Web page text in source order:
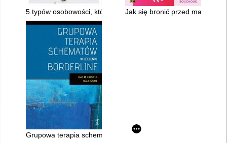
5 typów osobowości, które mogą zniszczyć ci życie
Jak się bronić przed
Grupowa terapia schematów w leczeniu bordeline